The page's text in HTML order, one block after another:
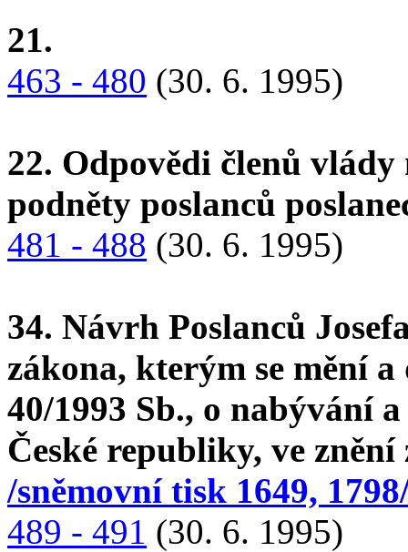
21.
463 - 480 (30. 6. 1995)
22. Odpovědi členů
podněty poslanců
481 - 488 (30. 6. 1995)
34. Návrh Poslanců
zákona, kterým se mění
40/1993 Sb., o nabývání
České republiky, ve znění
/sněmovní tisk 1649,
489 - 491 (30. 6. 1995)